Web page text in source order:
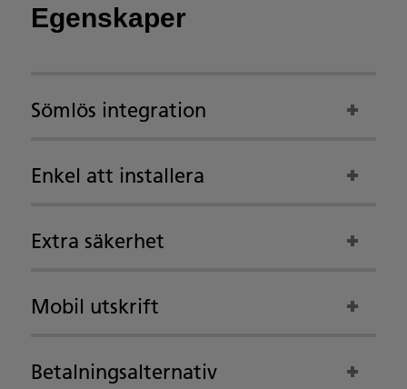
Egenskaper
Sömlös integration
Enkel att installera
Extra säkerhet
Mobil utskrift
Betalningsalternativ